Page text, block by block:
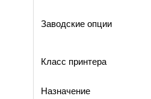
Заводские опции
Класс принтера
Назначение